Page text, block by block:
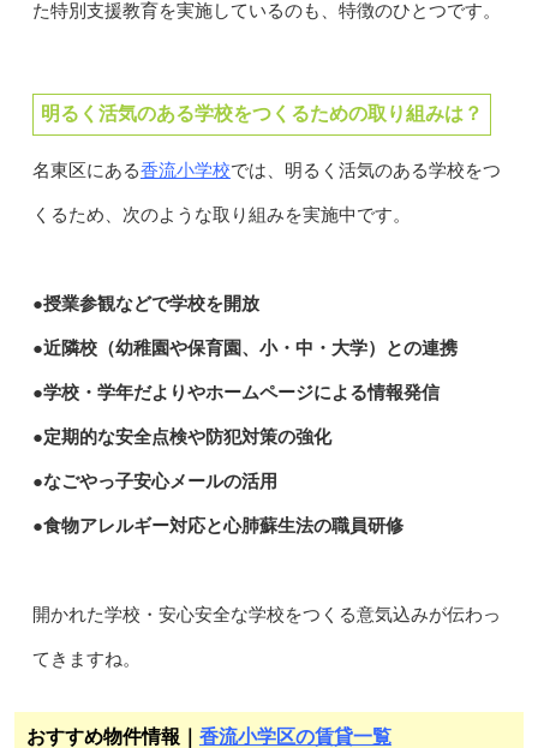
た特別支援教育を実施しているのも、特徴のひとつです。
明るく活気のある学校をつくるための取り組みは？
名東区にある香流小学校では、明るく活気のある学校をつ
くるため、次のような取り組みを実施中です。
●授業参観などで学校を開放
●近隣校（幼稚園や保育園、小・中・大学）との連携
●学校・学年だよりやホームページによる情報発信
●定期的な安全点検や防犯対策の強化
●なごやっ子安心メールの活用
●食物アレルギー対応と心肺蘇生法の職員研修
開かれた学校・安心安全な学校をつくる意気込みが伝わっ
てきますね。
おすすめ物件情報｜ 香流小学区の賃貸一覧